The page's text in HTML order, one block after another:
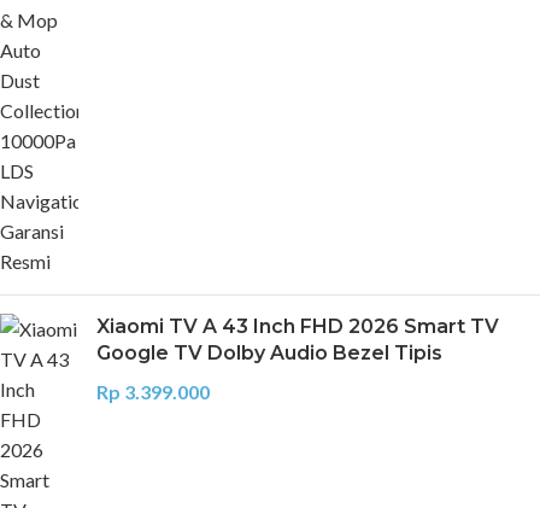
Xiaomi TV A 43 Inch FHD 2026 Smart TV
Google TV Dolby Audio Bezel Tipis
Rp 3.399.000